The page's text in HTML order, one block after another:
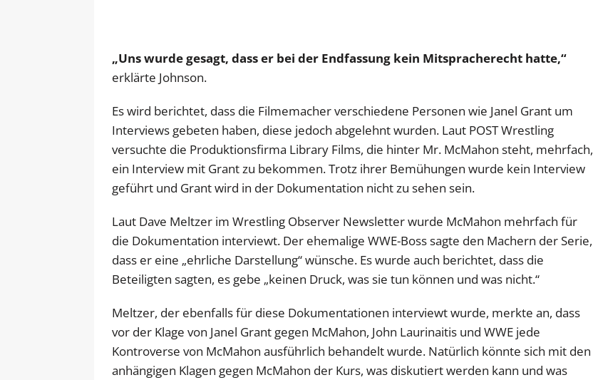
„Uns wurde gesagt, dass er bei der Endfassung kein Mitspracherecht hatte,“
erklärte Johnson.
Es wird berichtet, dass die Filmemacher verschiedene Personen wie Janel Grant um
Interviews gebeten haben, diese jedoch abgelehnt wurden. Laut POST Wrestling
versuchte die Produktionsfirma Library Films, die hinter Mr. McMahon steht, mehrfach,
ein Interview mit Grant zu bekommen. Trotz ihrer Bemühungen wurde kein Interview
geführt und Grant wird in der Dokumentation nicht zu sehen sein.
Laut Dave Meltzer im Wrestling Observer Newsletter wurde McMahon mehrfach für
die Dokumentation interviewt. Der ehemalige WWE-Boss sagte den Machern der Serie,
dass er eine „ehrliche Darstellung“ wünsche. Es wurde auch berichtet, dass die
Beteiligten sagten, es gebe „keinen Druck, was sie tun können und was nicht.“
Meltzer, der ebenfalls für diese Dokumentationen interviewt wurde, merkte an, dass
vor der Klage von Janel Grant gegen McMahon, John Laurinaitis und WWE jede
Kontroverse von McMahon ausführlich behandelt wurde. Natürlich könnte sich mit den
anhängigen Klagen gegen McMahon der Kurs, was diskutiert werden kann und was